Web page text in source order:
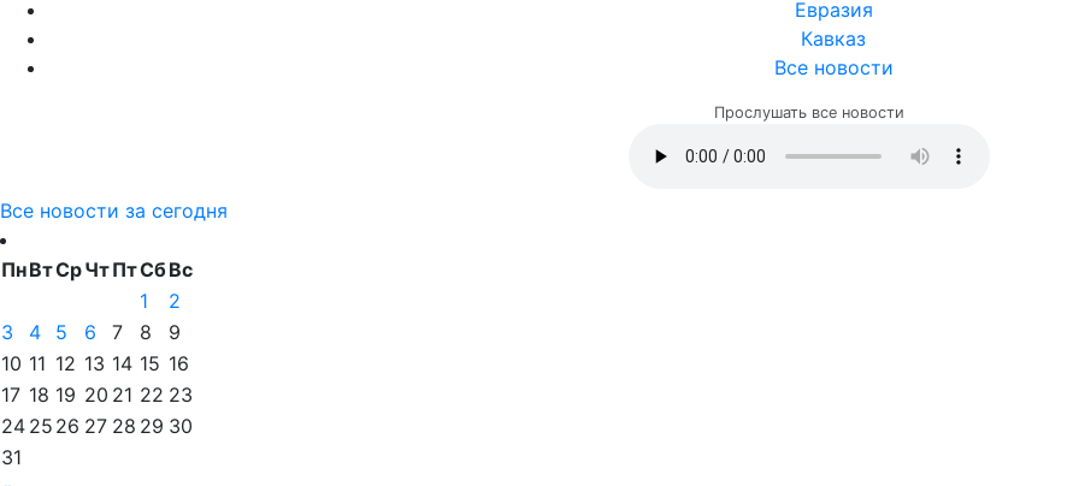
Евразия
Кавказ
Все новости
Прослушать все новости
Все новости за сегодня
ПнВтСрЧтПтСбВс
1
2
3
4 5 6 7 8
9
10 11 12 13 14 15 16
17 18 19 20 21 22 23
24 25 26 27 28 29 30
31